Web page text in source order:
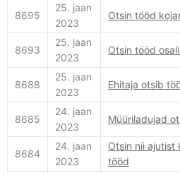
8695
25. jaan
2023
Otsin tööd
8693
25. jaan
2023
Otsin tööd
8688
25. jaan
2023
Ehitaja otsib
8685
24. jaan
2023
Müüriladujad
8684
24. jaan
2023
Otsin nii ajutist
tööd